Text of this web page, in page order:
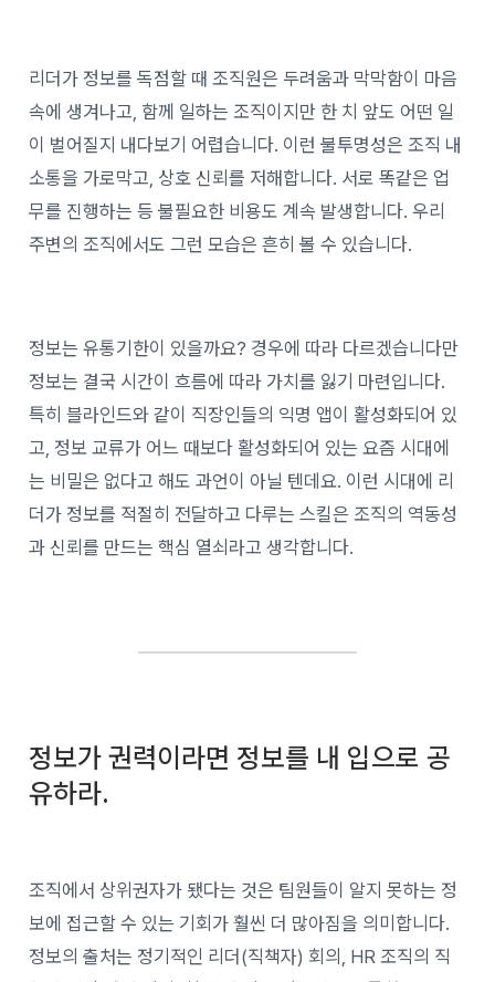
리더가 정보를 독점할 때 조직원은 두려움과 막막함이 마음
속에 생겨나고, 함께 일하는 조직이지만 한 치 앞도 어떤 일
이 벌어질지 내다보기 어렵습니다. 이런 불투명성은 조직 내
소통을 가로막고, 상호 신뢰를 저해합니다. 서로 똑같은 업
무를 진행하는 등 불필요한 비용도 계속 발생합니다. 우리
주변의 조직에서도 그런 모습은 흔히 볼 수 있습니다.
정보는 유통기한이 있을까요? 경우에 따라 다르겠습니다만
정보는 결국 시간이 흐름에 따라 가치를 잃기 마련입니다.
특히 블라인드와 같이 직장인들의 익명 앱이 활성화되어 있
고, 정보 교류가 어느 때보다 활성화되어 있는 요즘 시대에
는 비밀은 없다고 해도 과언이 아닐 텐데요. 이런 시대에 리
더가 정보를 적절히 전달하고 다루는 스킬은 조직의 역동성
과 신뢰를 만드는 핵심 열쇠라고 생각합니다.
정보가 권력이라면 정보를 내 입으로 공
유하라.
조직에서 상위권자가 됐다는 것은 팀원들이 알지 못하는 정
보에 접근할 수 있는 기회가 훨씬 더 많아짐을 의미합니다.
정보의 출처는 정기적인 리더(직책자) 회의, HR 조직의 직